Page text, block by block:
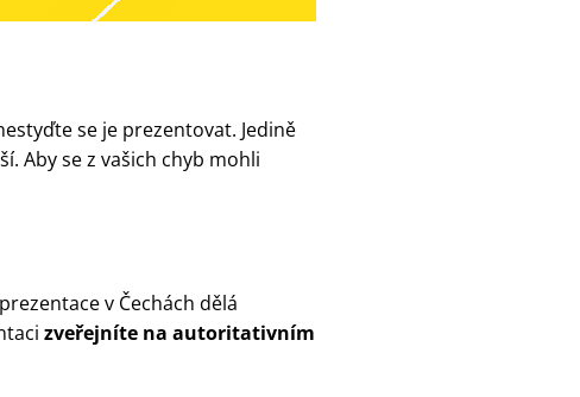
se je prezentovat. Jedině
Aby se z vašich chyb mohli
v Čechách dělá
zveřejníte na autoritativním